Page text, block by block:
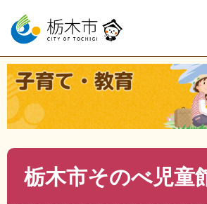
ー
の
先
頭
で
す。
ニ
ー
を
飛
ば
し
て
本
現在地
トップページ > 子育て・教育 > 子育て
栃木市そのべ児童館
栃木市そのべ児童